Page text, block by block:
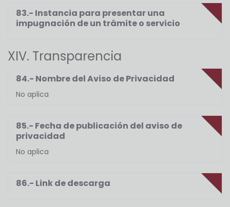
83.- Instancia para presentar una
impugnación de un trámite o servicio
XIV. Transparencia
84.- Nombre del Aviso de Privacidad
No aplica
85.- Fecha de publicación del aviso de
privacidad
No aplica
86.- Link de descarga